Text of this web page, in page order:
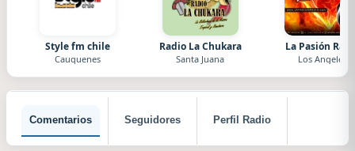
Style fm chile
Cauquenes
Radio La Chukara
Santa Juana
La Pasión
Los Angeles
Comentarios Seguidores Perfil Radio